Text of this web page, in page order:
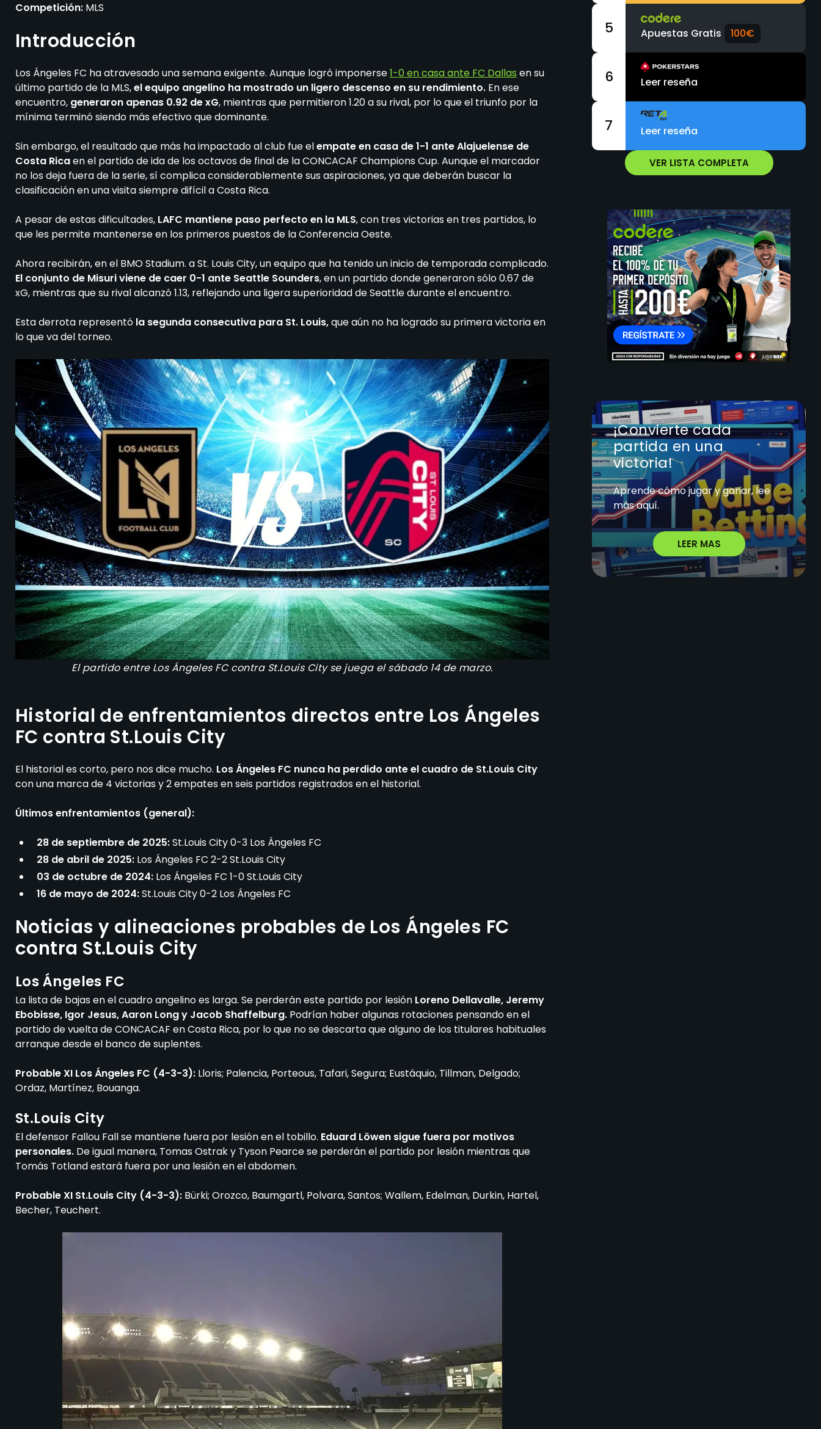
Competición: MLS
Introducción
Los Ángeles FC ha atravesado una semana exigente. Aunque logró imponerse1-0 en casa ante FC Dallas en su
último partido de la MLS,el equipo angelino ha mostrado un ligero descenso en su rendimiento. En ese
encuentro, generaron apenas 0.92 de xG, mientras que permitieron 1.20 a su rival, por lo que el triunfo por la
mínima terminó siendo más efectivo que dominante.
Sin embargo, el resultado que más ha impactado al club fue elempate en casa de 1-1 ante Alajuelense de
Costa Ricaen el partido de ida de los octavos de final de la CONCACAF Champions Cup. Aunque el marcador
no los deja fuera de la serie, sí complica considerablemente sus aspiraciones, ya que deberán buscar la
clasificación en una visita siempre difícil a Costa Rica.
A pesar de estas dificultades, LAFC mantiene paso perfecto en la MLS, con tres victorias en tres partidos, lo
que les permite mantenerse en los primeros puestos de la Conferencia Oeste.
Ahora recibirán, en el BMO Stadium. a St. Louis City, un equipo que ha tenido un inicio de temporada complicado.
El conjunto de Misuri viene de caer 0-1 ante Seattle Sounders, en un partido donde generaron sólo 0.67 de
xG, mientras que su rival alcanzó 1.13, reflejando una ligera superioridad de Seattle durante el encuentro.
Esta derrota representó la segunda consecutiva para St. Louis,que aún no ha logrado su primera victoria en
lo que va del torneo.
El partido entre Los Ángeles FC contra St.Louis City se juega el sábado 14 de marzo.
Historial de enfrentamientos directos entre Los Ángeles
FC contra St.Louis City
El historial es corto, pero nos dice mucho. Los Ángeles FC nunca ha perdido ante el cuadro de St.Louis City
con una marca de 4 victorias y 2 empates en seis partidos registrados en el historial.
Últimos enfrentamientos (general):
28 de septiembre de 2025:St.Louis City 0-3 Los Ángeles FC
28 de abril de 2025: Los Ángeles FC 2-2 St.Louis City
03 de octubre de 2024: Los Ángeles FC 1-0 St.Louis City
16 de mayo de 2024:St.Louis City 0-2 Los Ángeles FC
Noticias y alineaciones probables de Los Ángeles FC
contra St.Louis City
Los Ángeles FC
La lista de bajas en el cuadro angelino es larga. Se perderán este partido por lesión Loreno Dellavalle, Jeremy
Ebobisse, Igor Jesus, Aaron Long y Jacob Shaffelburg. Podrían haber algunas rotaciones pensando en el
partido de vuelta de CONCACAF en Costa Rica, por lo que no se descarta que alguno de los titulares habituales
arranque desde el banco de suplentes.
Probable XI Los Ángeles FC (4-3-3): Lloris; Palencia, Porteous, Tafari, Segura; Eustáquio, Tillman, Delgado;
Ordaz, Martínez, Bouanga.
St.Louis City
El defensor Fallou Fall se mantiene fuera por lesión en el tobillo. Eduard Löwen sigue fuera por motivos
personales. De igual manera, Tomas Ostrak y Tyson Pearce se perderán el partido por lesión mientras que
Tomás Totland estará fuera por una lesión en el abdomen.
Probable XI St.Louis City (4-3-3): Bürki; Orozco, Baumgartl, Polvara, Santos; Wallem, Edelman, Durkin, Hartel,
Becher, Teuchert.
5 Apuestas Gratis 100€
6 Leer reseña
7 Leer reseña
VER LISTA COMPLETA
¡Convierte cada
partida en una
victoria!
Aprende cómo jugar y ganar, lee
más aquí.
LEER MAS